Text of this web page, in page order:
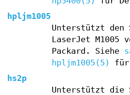
hpljm1005
Unterstützt den
LaserJet M1005
Packard. Siehe
hpljm1005(5)
für
hs2p
Unterstützt die